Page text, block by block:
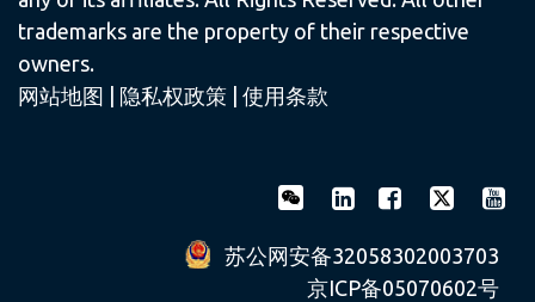
trademarks are the property of their respective
owners.
网站地图
隐私权政策 使用条款
苏公网安备32058302003703
京ICP备05070602号